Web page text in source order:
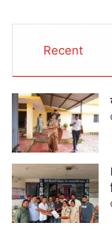
Recent